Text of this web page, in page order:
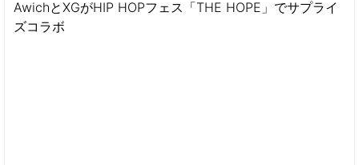
AwichとXGがHIP HOPフェス「THE HOPE」でサプライ
ズコラボ